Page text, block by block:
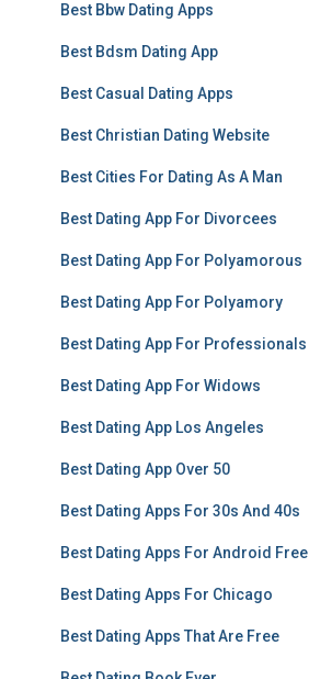
Best Bbw Dating Apps
Best Bdsm Dating App
Best Casual Dating Apps
Best Christian Dating Website
Best Cities For Dating As A Man
Best Dating App For Divorcees
Best Dating App For Polyamorous
Best Dating App For Polyamory
Best Dating App For Professionals
Best Dating App For Widows
Best Dating App Los Angeles
Best Dating App Over 50
Best Dating Apps For 30s And 40s
Best Dating Apps For Android Free
Best Dating Apps For Chicago
Best Dating Apps That Are Free